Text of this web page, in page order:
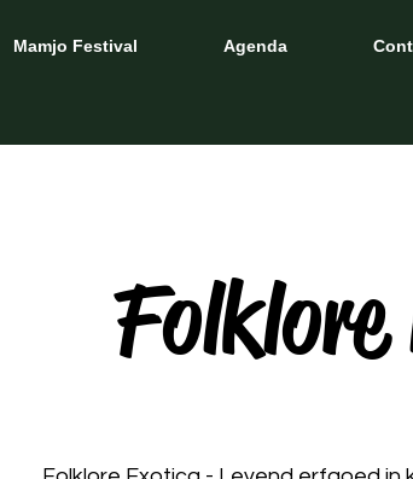
Mamjo Festival Agenda
Folklore